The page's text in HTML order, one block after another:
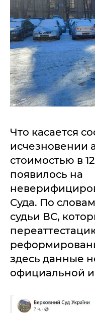
Что касается
исчезновении
стоимостью в
появилось на
Суда. По
судьи ВС,
здесь данные
официальной